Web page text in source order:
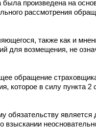
произведена на
рассмотрения
также как и
для возмещения, не
обращение
которое в силу пункта 2
обязательству